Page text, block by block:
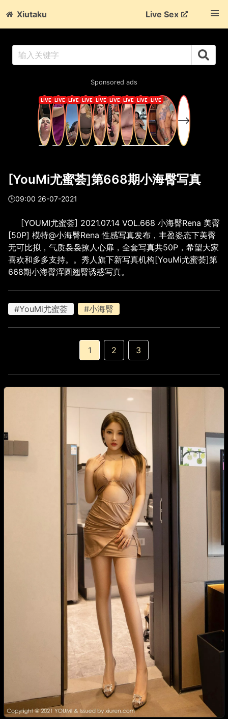
Xiutaku Live Sex
Sponsored ads
[YouMi尤蜜荟]第668期小海臀写真
🕒09:00 26-07-2021
[YOUMI尤蜜荟] 2021.07.14 VOL.668 小海臀Rena 美臀
[50P] 模特@小海臀Rena 性感写真发布，丰盈姿态下美臀
无可比拟，气质袅袅撩人心扉，全套写真共50P，希望大家
喜欢和多多支持。。秀人旗下新写真机构[YouMi尤蜜荟]第
668期小海臀浑圆翘臀诱惑写真。
#YouMi尤蜜荟 #小海臀
1 2 3